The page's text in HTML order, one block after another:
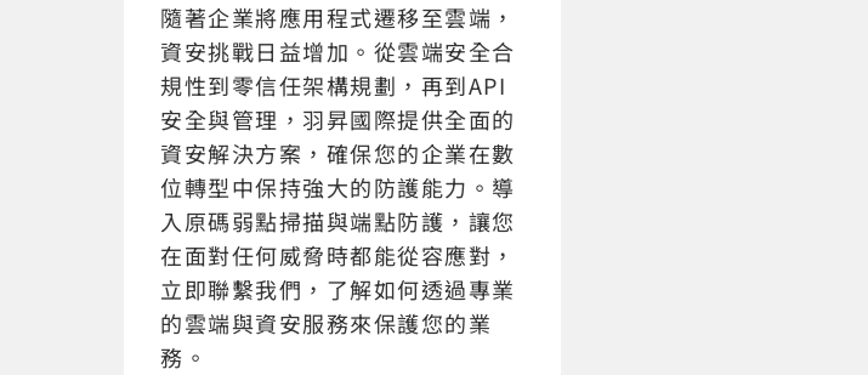
隨著企業將應用程式遷移至雲端，
資安挑戰日益增加。從雲端安全合
規性到零信任架構規劃，再到API
安全與管理，羽昇國際提供全面的
資安解決方案，確保您的企業在數
位轉型中保持強大的防護能力。導
入原碼弱點掃描與端點防護，讓您
在面對任何威脅時都能從容應對，
立即聯繫我們，了解如何透過專業
的雲端與資安服務來保護您的業
務。